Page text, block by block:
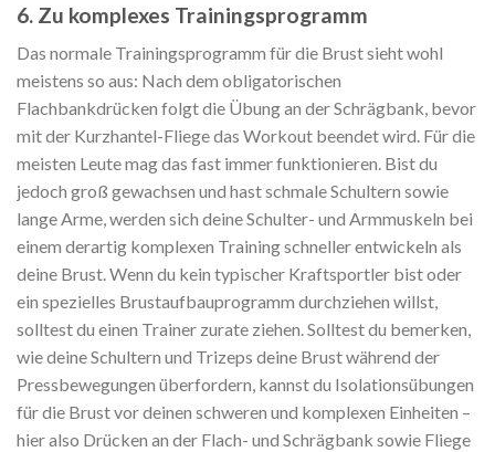
6. Zu komplexes Trainingsprogramm
Das normale Trainingsprogramm für die Brust sieht wohl
meistens so aus: Nach dem obligatorischen
Flachbankdrücken folgt die Übung an der Schrägbank, bevor
mit der Kurzhantel-Fliege das Workout beendet wird. Für die
meisten Leute mag das fast immer funktionieren. Bist du
jedoch groß gewachsen und hast schmale Schultern sowie
lange Arme, werden sich deine Schulter- und Armmuskeln bei
einem derartig komplexen Training schneller entwickeln als
deine Brust. Wenn du kein typischer Kraftsportler bist oder
ein spezielles Brustaufbauprogramm durchziehen willst,
solltest du einen Trainer zurate ziehen. Solltest du bemerken,
wie deine Schultern und Trizeps deine Brust während der
Pressbewegungen überfordern, kannst du Isolationsübungen
für die Brust vor deinen schweren und komplexen Einheiten –
hier also Drücken an der Flach- und Schrägbank sowie Fliege